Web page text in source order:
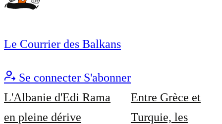
Le Courrier des Balkans
Se connecter S'abonner
L'Albanie d'Edi Rama
en pleine dérive
Entre Grèce et
Turquie, les